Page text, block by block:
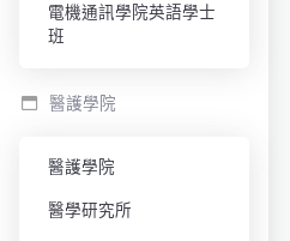
電機通訊學院英語學士
班
醫護學院
醫護學院
醫學研究所